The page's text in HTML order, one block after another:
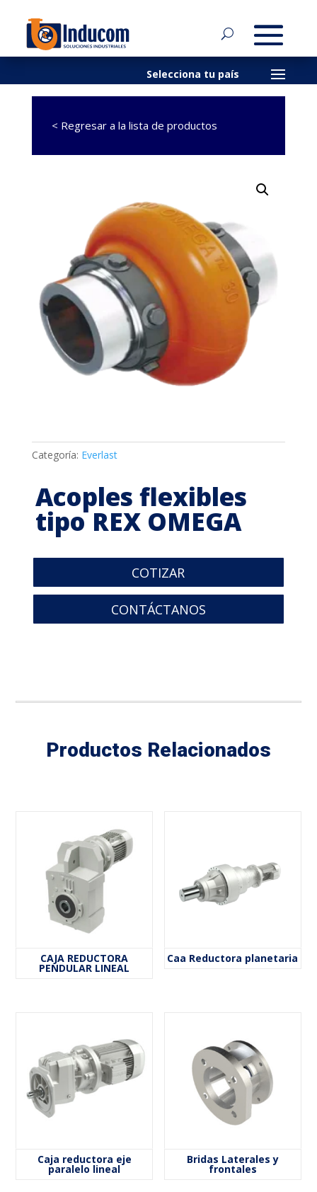
< Regresar a la lista de productos
Categoría: Everlast
Acoples flexibles
tipo REX OMEGA
COTIZAR
CONTÁCTANOS
Productos Relacionados
CAJA REDUCTORA
PENDULAR LINEAL
Caa Reductora planetaria
Caja reductora eje
paralelo lineal
Bridas Laterales y
frontales